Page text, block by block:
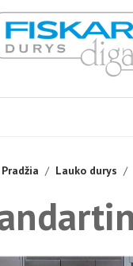
Pradžia Lauko durys